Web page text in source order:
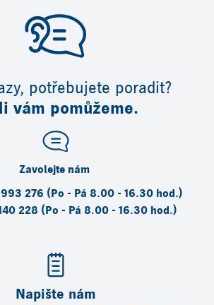
potřebujete poradit?
vám pomůžeme.
Zavolejte nám
276 (Po - Pá 8.00 - 16.30 hod.)
228 (Po - Pá 8.00 - 16.30 hod.)
Napište nám